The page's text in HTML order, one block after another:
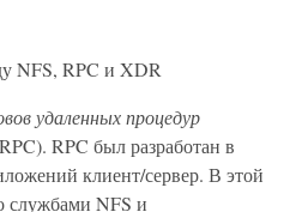
NFS, RPC и XDR
удаленных процедур
RPC был разработан в
клиент/сервер. В этой
службами NFS и